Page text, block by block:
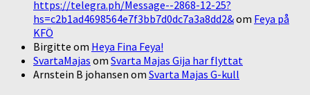
https://telegra.ph/Message--2868-12-25?
hs=c2b1ad4698564e7f3bb7d0dc7a3a8dd2&om Feya på
KFÖ
Birgitte om Heya Fina Feya!
SvartaMajas om Svarta Majas Gija har flyttat
Arnstein B johansen om Svarta Majas G-kull